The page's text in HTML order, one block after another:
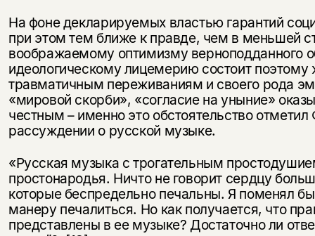
На фоне декларируемых властью гарантий
при этом тем ближе к правде, чем в меньшей
воображаемому оптимизму верноподданного
идеологическому лицемерию состоит поэтому
травматичным переживаниям и своего рода
«мировой скорби», «согласие на уныние»
честным – именно это обстоятельство
рассуждении о русской музыке.
«Русская музыка с трогательным
простонародья. Ничто не говорит сердцу
которые беспредельно печальны. Я поменял
манеру печалиться. Но как получается, что
представлены в ее музыке? Достаточно ли
Я соглашаюсь сПолитикой конфиденциальности
подписаться
Я соглашаюсь сПолитикой конфиденциальности
подписаться
Скажите, пожалуйста,
вам уже исполнилось 18 лет?
да
нет, вернуться назад